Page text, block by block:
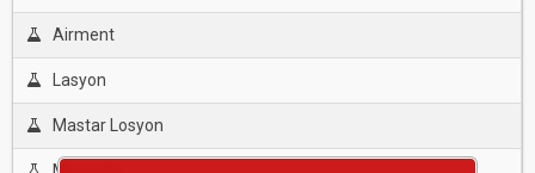
Airment
Lasyon
Mastar Losyon